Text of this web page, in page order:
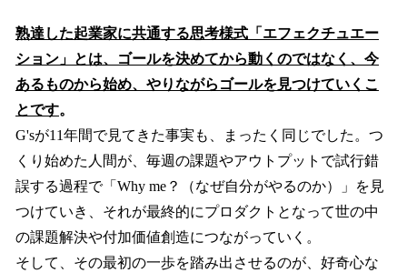
熟達した起業家に共通する思考様式「エフェクチュエー
ション」とは、ゴールを決めてから動くのではなく、今
あるものから始め、やりながらゴールを見つけていくこ
とです。
G'sが11年間で見てきた事実も、まったく同じでした。つ
くり始めた人間が、毎週の課題やアウトプットで試行錯
誤する過程で「Why me？（なぜ自分がやるのか）」を見
つけていき、それが最終的にプロダクトとなって世の中
の課題解決や付加価値創造につながっていく。
そして、その最初の一歩を踏み出させるのが、好奇心な